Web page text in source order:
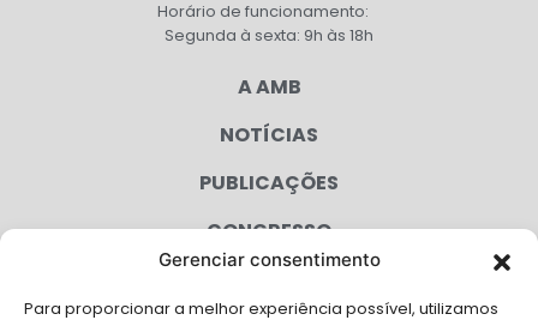
Gerenciar consentimento
Para proporcionar a melhor experiência possível, utilizamos
Horário de funcionamento:
Segunda à sexta: 9h às 18h
A AMB
NOTÍCIAS
PUBLICAÇÕES
CONGRESSO